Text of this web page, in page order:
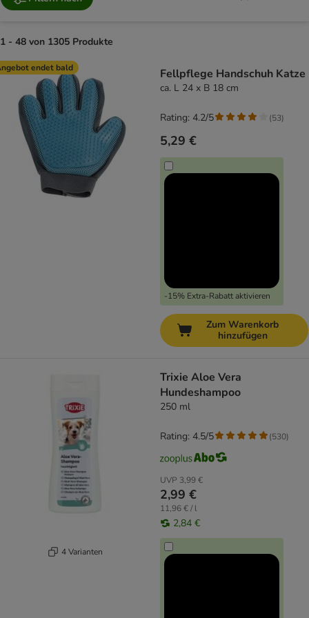
1 - 48 von 1305 Produkte
product items have been changed
endet bald Fellpflege Handschuh Katze
ca. L 24 x B 18 cm
5,29 €
-15% Extra-Rabatt aktivieren
Rating: 4.2/5 (53)
Zum Warenkorb
hinzufügen
4 Varianten
Trixie Aloe Vera
Hundeshampoo
250 ml
UVP 3,99 €
2,99 €
11,96 € / l
2,84 €
Rating: 4.5/5 (530)